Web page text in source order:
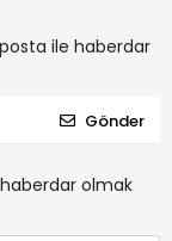
ile haberdar
Gönder
olmak